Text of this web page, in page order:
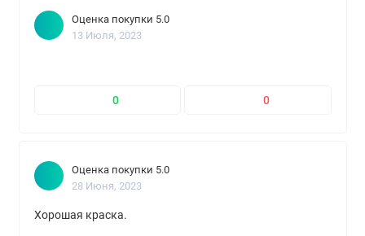
Оценка покупки 5.0
13 Июля, 2023
0 0
Оценка покупки 5.0
28 Июня, 2023
Хорошая краска.